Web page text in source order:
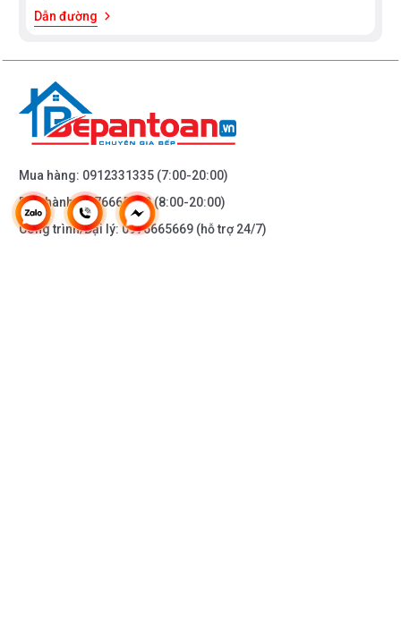
Dẫn đường
Mua hàng: 0912331335 (7:00-20:00)
Bảo hành:0976665669(8:00-20:00)
Công trình/Đại lý:0976665669 (hỗ trợ 24/7)